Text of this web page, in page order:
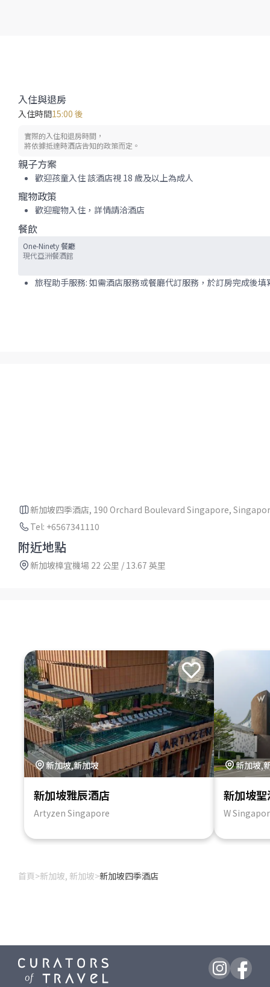
入住與退房
入住時間15:00 後
實際的入住和退房時間，
將依據抵達時酒店告知的政策而定。
親子方案
歡迎孩童入住 該酒店視 18 歲及以上為成人
寵物政策
歡迎寵物入住，詳情請洽酒店
餐飲
One-Ninety 餐廳
現代亞洲餐酒館
旅程助手服務: 如需酒店服務或餐廳代訂服務，於訂房完成後
新加坡四季酒店, 190 Orchard Boulevard Singapore,
Tel: +6567341110
附近地點
新加坡樟宜機場 22 公里 / 13.67 英里
新加坡,新加坡
新加坡雅辰酒店
Artyzen Singapore
新加坡,
新加坡聖
W
首頁>新加坡, 新加坡>新加坡四季酒店